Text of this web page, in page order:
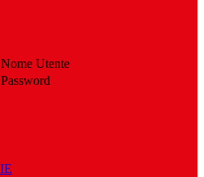
Nome Utente
Password